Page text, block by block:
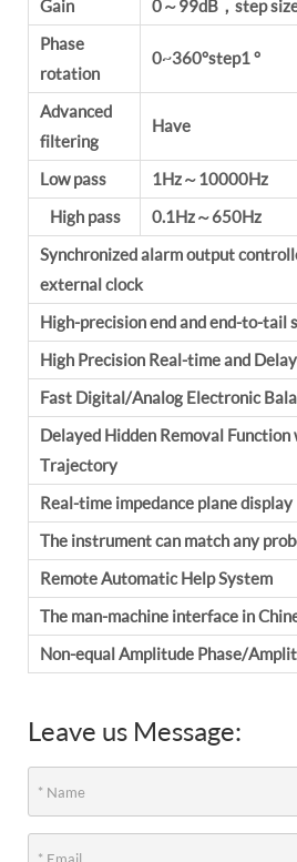
Gain
0～99dB，step
Phase
rotation
0~360°step1 °
Advanced
filtering
Have
Low pass
1Hz～10000Hz
High pass
0.1Hz～650Hz
Synchronized alarm output
external clock
High-precision end and end-to-tail
High Precision Real-time and
Fast Digital/Analog Electronic
Delayed Hidden Removal
Trajectory
Real-time impedance plane display
The instrument can match any
Remote Automatic Help System
The man-machine interface in
Non-equal Amplitude Phase/
Leave us Message: